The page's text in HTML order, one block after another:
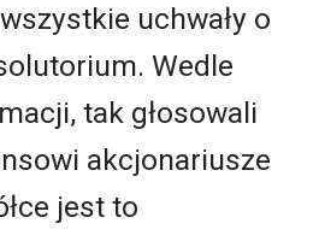
uchwały o
Wedle
tak głosowali
akcjonariusze
jest to